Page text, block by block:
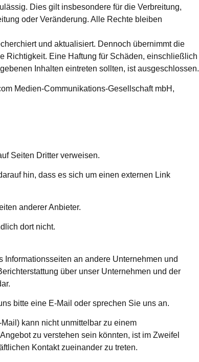
Dies gilt insbesondere für die Verbreitung,
oder Veränderung. Alle Rechte bleiben
und aktualisiert. Dennoch übernimmt die
Richtigkeit. Eine Haftung für Schäden, einschließlich
Inhalten eintreten sollten, ist ausgeschlossen.
Medien-Communikations-Gesellschaft mbH,
Seiten Dritter verweisen.
hin, dass es sich um einen externen Link
anderer Anbieter.
dort nicht.
an andere Unternehmen und
über unser Unternehmen und der
bitte eine E-Mail oder sprechen Sie uns an.
kann nicht unmittelbar zu einem
zu verstehen sein könnten, ist im Zweifel
Kontakt zueinander zu treten.